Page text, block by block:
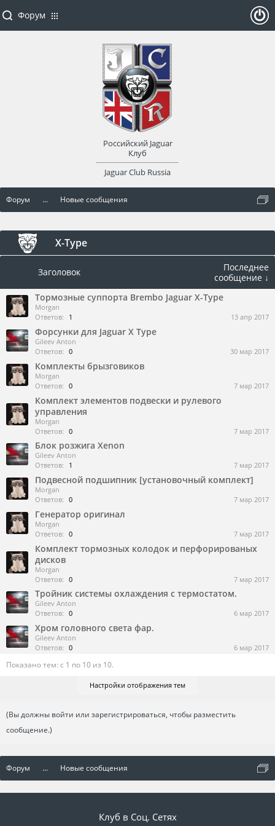
Форум ... Новые сообщения
X-Type
Заголовок
Последнее
сообщение ↓
Тормозные суппорта Brembo Jaguar X-Type
Morgan
Ответов:
1 13 апр 2017
Форсунки для Jaguar X Type
Gileev Anton
Ответов: 0 30 мар 2017
Комплекты брызговиков
Morgan
Ответов: 0 7 мар 2017
Комплект элементов подвески и рулевого
управления
Morgan
Ответов: 0 7 мар 2017
Блок розжига Xenon
Gileev Anton
Ответов:
1 7 мар 2017
Подвесной подшипник [установочный комплект]
Morgan
Ответов: 0 7 мар 2017
Генератор оригинал
Morgan
Ответов: 0 7 мар 2017
Комплект тормозных колодок и перфорированых
дисков
Morgan
Ответов: 0 7 мар 2017
Тройник системы охлаждения с термостатом.
Gileev Anton
Ответов: 0 6 мар 2017
Хром головного света фар.
Gileev Anton
Ответов: 0 6 мар 2017
Показано тем: с 1 по 10 из 10.
Настройки отображения тем
(Вы должны войти или зарегистрироваться, чтобы разместить
сообщение.)
Форум ... Новые сообщения
Форум
Российский Jaguar
Клуб
Jaguar Club Russia
оват
Клуб в Соц. Сетях